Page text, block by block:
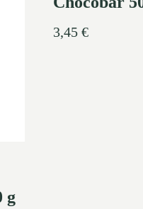
g
3,45 €